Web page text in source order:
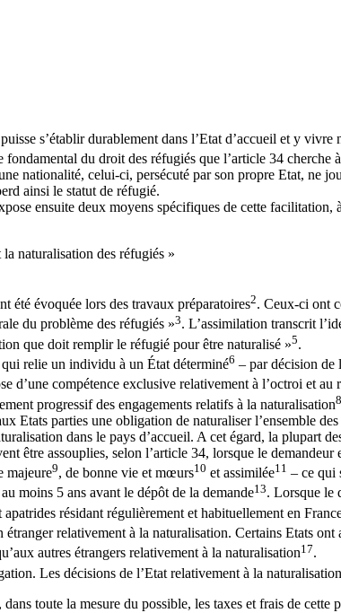
s’établir durablement dans l’Etat d’accueil et y
du droit des réfugiés que l’article 34
nationalité, celui-ci, persécuté par son propre Etat, ne
ainsi le statut de réfugié.
ensuite deux moyens spécifiques de cette facilitation,
naturalisation des réfugiés »
été évoquée lors des travaux préparatoires2. Ceux-ci ont
du problème des réfugiés »3. L’assimilation transcrit
que doit remplir le réfugié pour être naturalisé »5.
relie un individu à un État déterminé6 – par décision de
d’une compétence exclusive relativement à l’octroi et au
progressif des engagements relatifs à la naturalisation8
parties une obligation de naturaliser l’ensemble
dans le pays d’accueil. A cet égard, la plupart
être assouplies, selon l’article 34, lorsque le
majeure9, de bonne vie et mœurs10 et assimilée11 – ce qui
moins 5 ans avant le dépôt de la demande13. Lorsque le
résidant régulièrement et habituellement en
relativement à la naturalisation. Certains Etats
autres étrangers relativement à la naturalisation17.
Les décisions de l’Etat relativement à la
toute la mesure du possible, les taxes et frais de cette